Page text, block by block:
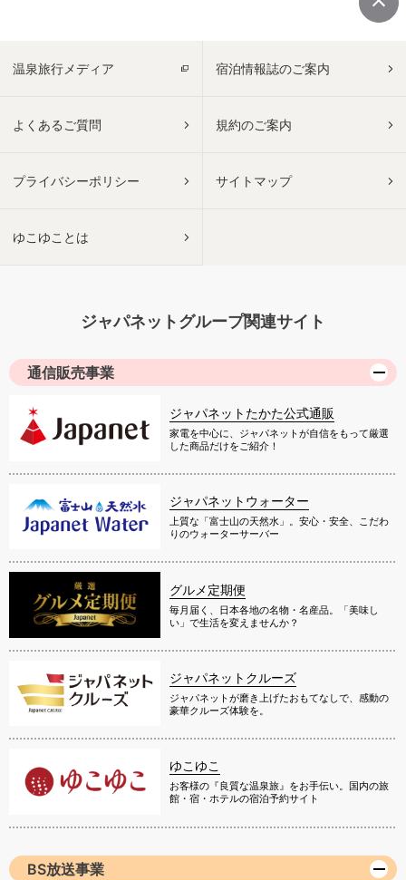
温泉旅行メディア 宿泊情報誌のご案内
よくあるご質問 規約のご案内
プライバシーポリシー サイトマップ
ゆこゆことは
ジャパネットグループ関連サイト
通信販売事業
ジャパネットたかた公式通販
家電を中心に、ジャパネットが自信をもって厳選
した商品だけをご紹介！
ジャパネットウォーター
上質な「富士山の天然水」。安心・安全、こだわ
りのウォーターサーバー
グルメ定期便
毎月届く、日本各地の名物・名産品。「美味し
い」で生活を変えませんか？
ジャパネットクルーズ
ジャパネットが磨き上げたおもてなしで、感動の
豪華クルーズ体験を。
ゆこゆこ
お客様の『良質な温泉旅』をお手伝い。国内の旅
館・宿・ホテルの宿泊予約サイト
BS放送事業